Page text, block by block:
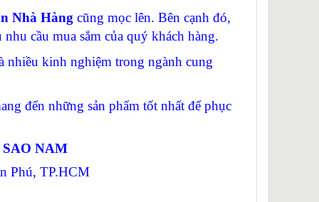
Nhà Hàng cũng mọc lên. Bên cạnh đó,
cầu mua sắm của quý khách hàng.
nhiều kinh nghiệm trong ngành cung
đến những sản phẩm tốt nhất để phục
NAM
Phú, TP.HCM